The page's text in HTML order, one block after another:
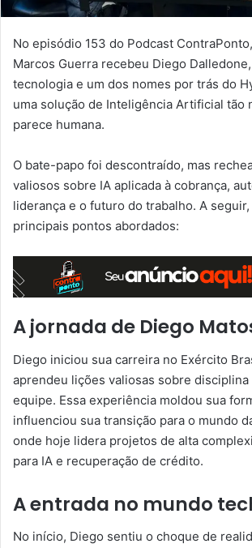
No episódio 153 do Podcast
Marcos Guerra recebeu Diego
tecnologia e um dos nomes por trás do
uma solução de Inteligência Artificial tão
parece humana.
O bate-papo foi descontraído, mas
valiosos sobre IA aplicada à cobrança,
liderança e o futuro do trabalho. A
principais pontos abordados:
A jornada de Diego
Diego iniciou sua carreira no Exército
aprendeu lições valiosas sobre disciplina
equipe. Essa experiência moldou sua
influenciou sua transição para o mundo
onde hoje lidera projetos de alta
para IA e recuperação de crédito.
A entrada no mundo
No início, Diego sentiu o choque de